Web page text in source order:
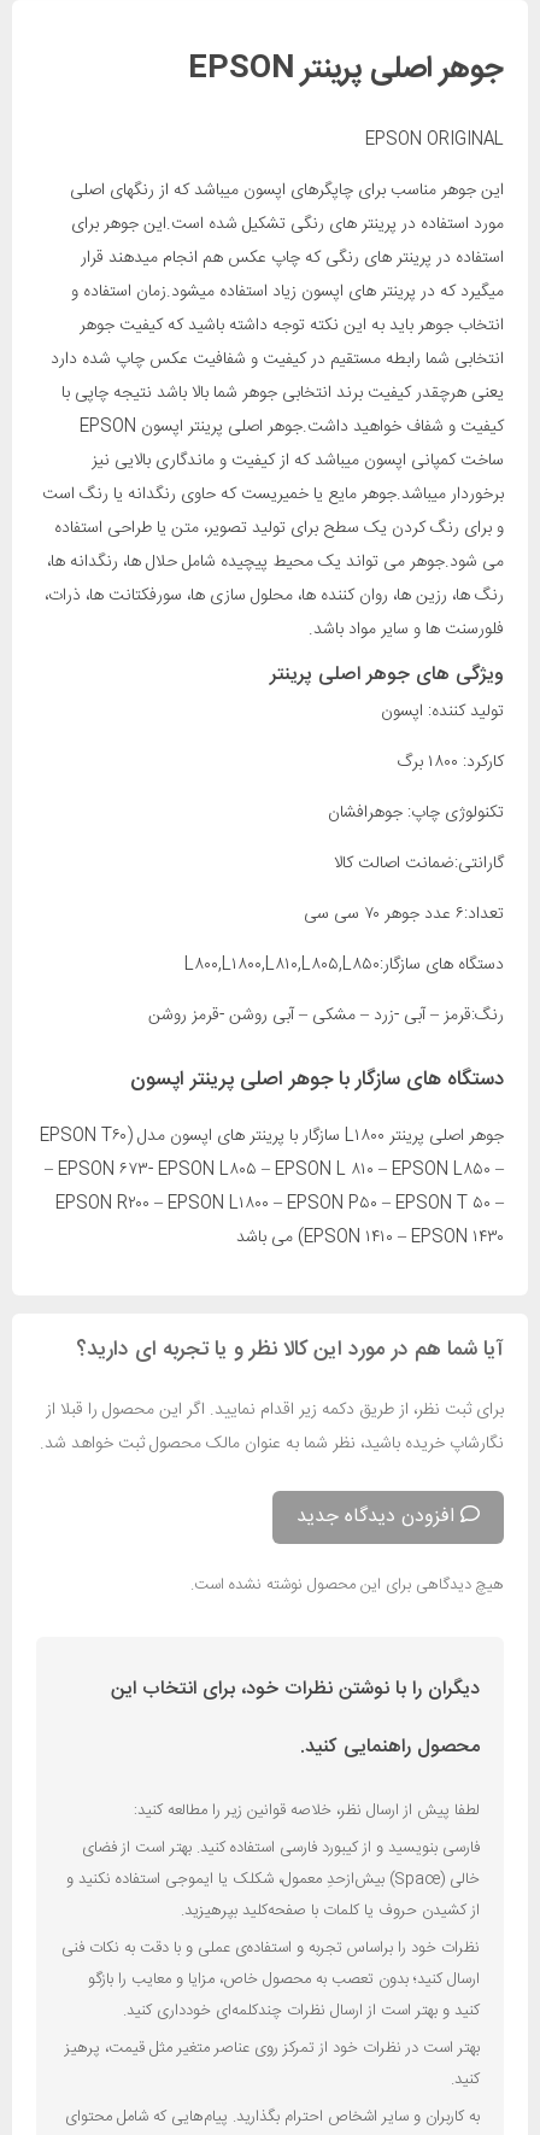
جوهر اصلی پرینتر EPSON
EPSON ORIGINAL
این جوهر مناسب برای چاپگرهای اپسون میباشد که از رنگهای اصلی
مورد استفاده در پرینتر های رنگی تشکیل شده است.این جوهر برای
استفاده در پرینتر های رنگی که چاپ عکس هم انجام میدهند قرار
میگیرد که در پرینتر های اپسون زیاد استفاده میشود.زمان استفاده و
انتخاب جوهر باید به این نکته توجه داشته باشید که کیفیت جوهر
انتخابی شما رابطه مستقیم در کیفیت و شفافیت عکس چاپ شده دارد
یعنی هرچقدر کیفیت برند انتخابی جوهر شما بالا باشد نتیجه چاپی با
کیفیت و شفاف خواهید داشت.جوهر اصلی پرینتر اپسون EPSON
ساخت کمپانی اپسون میباشد که از کیفیت و ماندگاری بالایی نیز
برخوردار میباشد.جوهر مایع یا خمیریست که حاوی رنگدانه یا رنگ است
و برای رنگ کردن یک سطح برای تولید تصویر، متن یا طراحی استفاده
می شود.جوهر می تواند یک محیط پیچیده شامل حلال ها، رنگدانه ها،
رنگ ها، رزین ها، روان کننده ها، محلول سازی ها، سورفکتانت ها، ذرات،
فلورسنت ها و سایر مواد باشد.
ویژگی های جوهر اصلی پرینتر
تولید کننده: اپسون
کارکرد: ۱۸۰۰ برگ
تکنولوژی چاپ: جوهرافشان
گارانتی:ضمانت اصالت کالا
تعداد:۶ عدد جوهر ۷۰ سی سی
دستگاه های سازگار:L۸۰۰,L۱۸۰۰,L۸۱۰,L۸۰۵,L۸۵۰
رنگ:قرمز – آبی -زرد – مشکی – آبی روشن -قرمز روشن
دستگاه های سازگار با جوهر اصلی پرینتر اپسون
جوهر اصلی پرینتر L۱۸۰۰ سازگار با پرینتر های اپسون مدل (EPSON T۶۰
– EPSON ۶۷۳- EPSON L۸۰۵ – EPSON L ۸۱۰ – EPSON L۸۵۰ –
EPSON R۲۰۰ – EPSON L۱۸۰۰ – EPSON P۵۰ – EPSON T ۵۰ –
EPSON ۱۴۱۰ – EPSON ۱۴۳۰) می باشد
آیا شما هم در مورد این کالا نظر و یا تجربه ای دارید؟
برای ثبت نظر، از طریق دکمه زیر اقدام نمایید. اگر این محصول را قبلا از
نگارشاپ خریده باشید، نظر شما به عنوان مالک محصول ثبت خواهد شد.
افزودن دیدگاه جدید
هیچ دیدگاهی برای این محصول نوشته نشده است.
دیگران را با نوشتن نظرات خود، برای انتخاب این
محصول راهنمایی کنید.
لطفا پیش از ارسال نظر، خلاصه قوانین زیر را مطالعه کنید:
فارسی بنویسید و از کیبورد فارسی استفاده کنید. بهتر است از فضای
خالی (Space) بیش‌از‌حدِ معمول، شکلک یا ایموجی استفاده نکنید و
از کشیدن حروف یا کلمات با صفحه‌کلید بپرهیزید.
نظرات خود را براساس تجربه و استفاده‌ی عملی و با دقت به نکات فنی
ارسال کنید؛ بدون تعصب به محصول خاص، مزایا و معایب را بازگو
کنید و بهتر است از ارسال نظرات چندکلمه‌‌ای خودداری کنید.
بهتر است در نظرات خود از تمرکز روی عناصر متغیر مثل قیمت، پرهیز
کنید.
به کاربران و سایر اشخاص احترام بگذارید. پیام‌هایی که شامل محتوای